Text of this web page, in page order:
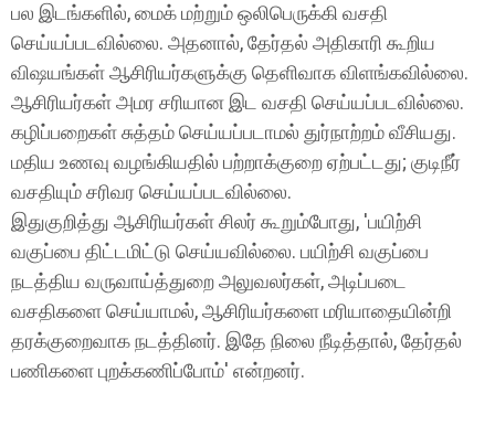
பல இடங்களில், மைக் மற்றும் ஒலிபெருக்கி வசதி
செய்யப்படவில்லை. அதனால், தேர்தல் அதிகாரி கூறிய
விஷயங்கள் ஆசிரியர்களுக்கு தெளிவாக விளங்கவில்லை.
ஆசிரியர்கள் அமர சரியான இட வசதி செய்யப்படவில்லை.
கழிப்பறைகள் சுத்தம் செய்யப்படாமல் துர்நாற்றம் வீசியது.
மதிய உணவு வழங்கியதில் பற்றாக்குறை ஏற்பட்டது; குடிநீர்
வசதியும் சரிவர செய்யப்படவில்லை.
இதுகுறித்து ஆசிரியர்கள் சிலர் கூறும்போது, 'பயிற்சி
வகுப்பை திட்டமிட்டு செய்யவில்லை. பயிற்சி வகுப்பை
நடத்திய வருவாய்த்துறை அலுவலர்கள், அடிப்படை
வசதிகளை செய்யாமல், ஆசிரியர்களை மரியாதையின்றி
தரக்குறைவாக நடத்தினர். இதே நிலை நீடித்தால், தேர்தல்
பணிகளை புறக்கணிப்போம்' என்றனர்.